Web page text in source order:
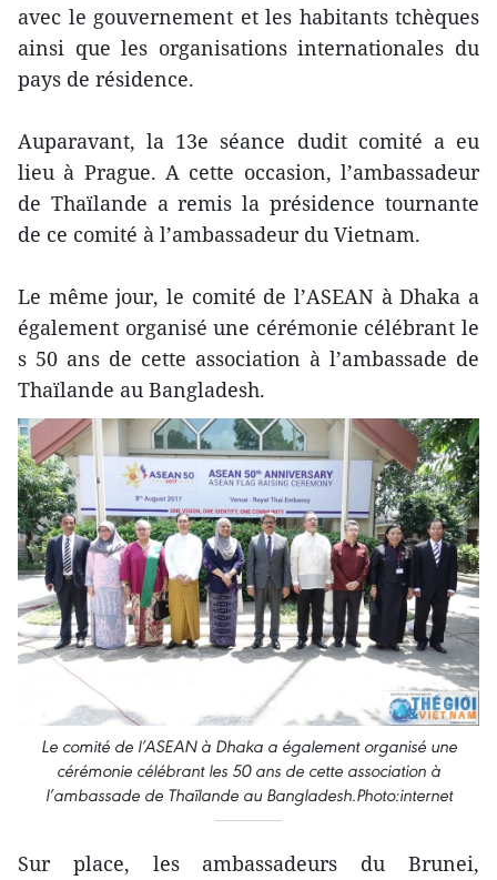
avec le gouvernement et les habitants tchèques
ainsi que les organisations internationales du
pays de résidence.
Auparavant, la 13e séance dudit comité a eu
lieu à Prague. A cette occasion, l’ambassadeur
de Thaïlande a remis l​a présidence tournante
de ce comité à l’ambassadeur du Vietnam.
Le même jour, le comité de l’ASEAN à Dhaka a
également organisé une cérémonie célébrant le​
s 50 ans de cette association à l’ambassade de
Thaïlande au Bangladesh.
Le comité de l’ASEAN à Dhaka a également organisé une
cérémonie célébrant le​s 50 ans de cette association à
l’ambassade de Thaïlande au Bangladesh.Photo:internet
Sur place, les ambassadeurs du Brunei,